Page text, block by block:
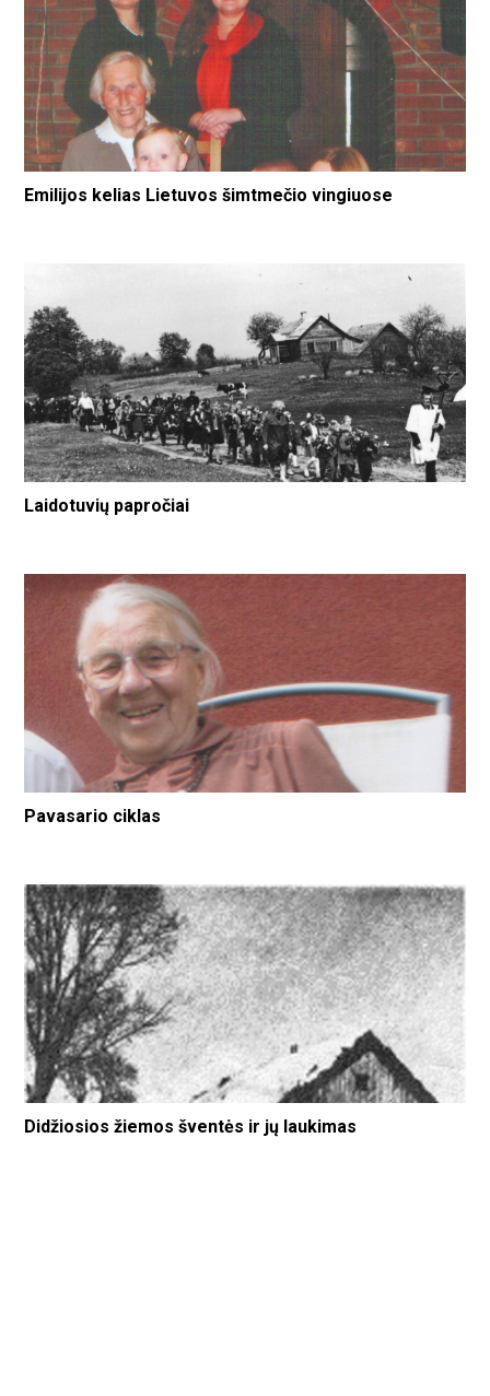
Emilijos kelias Lietuvos šimtmečio vingiuose
Laidotuvių papročiai
Pavasario ciklas
Didžiosios žiemos šventės ir jų laukimas